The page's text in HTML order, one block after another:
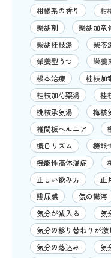
柑橘系の香り
柑
柴胡剤
柴胡加竜
柴胡桂枝湯
柴苓
栄養型うつ
栄養
根本治療
桂枝加
桂枝加芍薬湯
桂
桃核承気湯
梅核
椎間板ヘルニア
概日リズム
機能
機能性高体温症
正しい飲み方
正
残尿感
気の鬱滞
気分が滅入る
気
気分の移り替わりが激
気分の落込み
気